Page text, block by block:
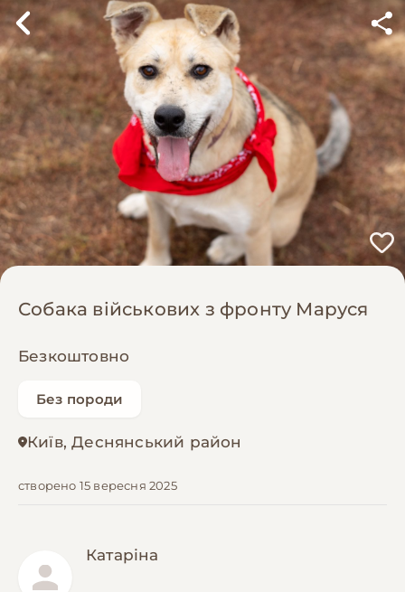
Собака військових з фронту Маруся
Безкоштовно
Без породи
Київ, Деснянський район
створено 15 вересня 2025
Катаріна